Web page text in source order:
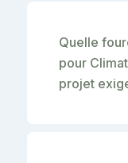
Quelle
pour
projet